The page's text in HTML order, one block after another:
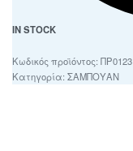
IN STOCK
ΠΡ0123
Κατηγορία: ΣΑΜΠΟΥΑΝ